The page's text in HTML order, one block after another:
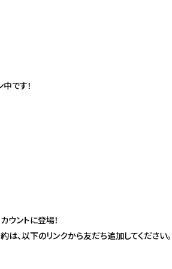
です！
ウントに登場！
以下のリンクから友だち追加してください。